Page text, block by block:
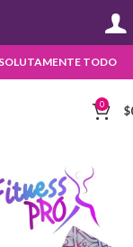
TODO
0 $